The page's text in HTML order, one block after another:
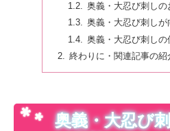
奥義・大忍び刺しの
奥義・大忍び刺し
奥義・大忍び刺しの
終わりに・関連記事の紹
奥義・大忍び